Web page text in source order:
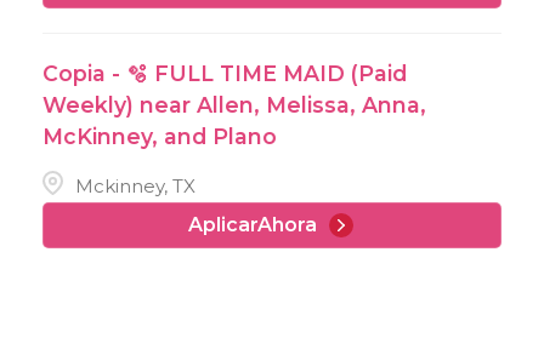
Copia - 🫧 FULL TIME MAID (Paid
Weekly) near Allen, Melissa, Anna,
McKinney, and Plano
Mckinney, TX
AplicarAhora